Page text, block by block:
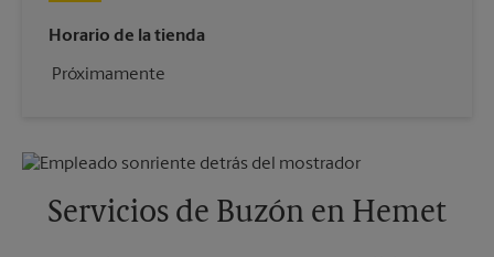
Horario de la tienda
Próximamente
Servicios de Buzón en Hemet